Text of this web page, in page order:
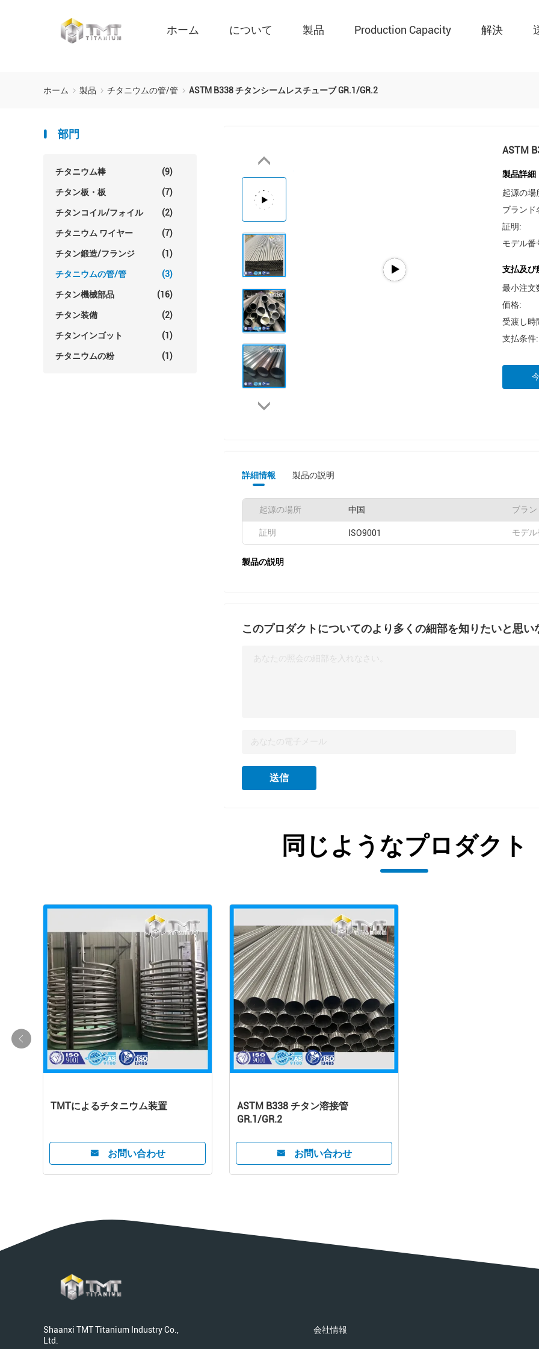
ホーム について 製品 Production Capacity 解決
ホーム 製品 チタニウムの管/管 ASTM B338 チタンシームレスチューブ GR.1/GR.2
部門
チタニウム棒 (9)
チタン板・板 (7)
チタンコイル/フォイル (2)
チタニウム ワイヤー (7)
チタン鍛造/フランジ (1)
チタニウムの管/管 (3)
チタン機械部品 (16)
チタン装備 (2)
チタンインゴット (1)
チタニウムの粉 (1)
ASTM
製品詳細
起源の場
ブランド
証明:
モデル番
支払及び
最小注文
価格:
受渡し時
支払条件:
詳細情報 製品の説明
起源の場所 中国 ブラ
証明 ISO9001 モデ
製品の説明
このプロダクトについてのより多くの細部を知りたいと思い
あなたの照会の細部を入れなさい。
送信
同じようなプロダクト
TMTによるチタニウム装置
お問い合わせ
ASTM B338 チタン溶接管
GR.1/GR.2
お問い合わせ
Shaanxi TMT Titanium Industry Co.,
Ltd.
会社情報